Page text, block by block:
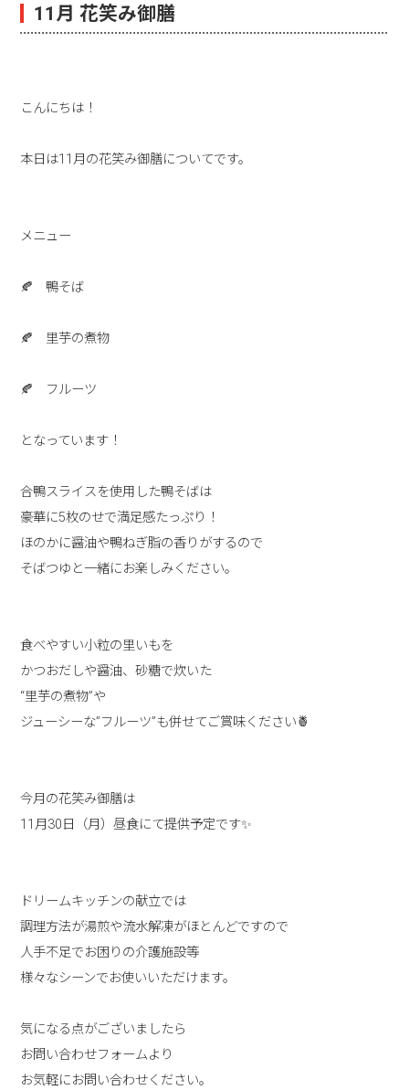
11月 花笑み御膳
こんにちは！
本日は11月の花笑み御膳についてです。
メニュー
🍂 鴨そば
🍂 里芋の煮物
🍂 フルーツ
となっています！
合鴨スライスを使用した鴨そばは
豪華に5枚のせで満足感たっぷり！
ほのかに醤油や鴨ねぎ脂の香りがするので
そばつゆと一緒にお楽しみください。
食べやすい小粒の里いもを
かつおだしや醤油、砂糖で炊いた
“里芋の煮物”や
ジューシーな”フルーツ”も併せてご賞味ください🍍
今月の花笑み御膳は
11月30日（月）昼食にて提供予定です✨
ドリームキッチンの献立では
調理方法が湯煎や流水解凍がほとんどですので
人手不足でお困りの介護施設等
様々なシーンでお使いいただけます。
気になる点がございましたら
お問い合わせフォームより
お気軽にお問い合わせください。